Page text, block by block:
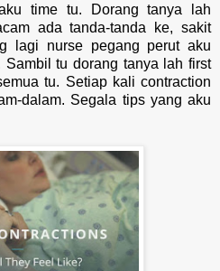
time tu. Dorang tanya lah
ada tanda-tanda ke, sakit
lagi nurse pegang perut aku
tu dorang tanya lah first
tu. Setiap kali contraction
dalam. Segala tips yang aku